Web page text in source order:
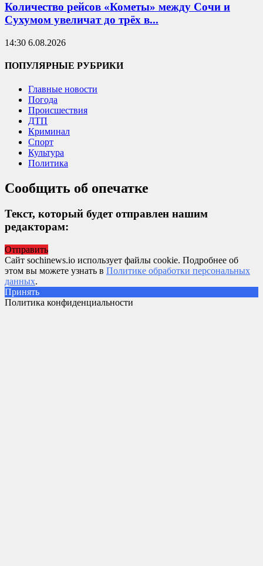
Количество рейсов «Кометы» между Сочи и
Сухумом увеличат до трёх в...
14:30 6.08.2026
ПОПУЛЯРНЫЕ РУБРИКИ
Главные новости
Погода
Происшествия
ДТП
Криминал
Спорт
Культура
Политика
Сообщить об опечатке
Текст, который будет отправлен нашим
редакторам:
Отправить
Сайт sochinews.io использует файлы cookie. Подробнее об
этом вы можете узнать в Политике обработки персональных
данных.
Принять
Политика конфиденциальности